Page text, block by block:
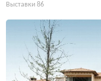
Выставки 86